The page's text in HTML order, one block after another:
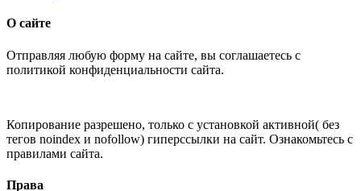
О сайте
Отправляя любую форму на сайте, вы соглашаетесь с
политикой конфиденциальности сайта.
Копирование разрешено, только с установкой активной( без
тегов noindex и nofollow) гиперссылки на сайт. Ознакомьтесь с
правилами сайта.
Права